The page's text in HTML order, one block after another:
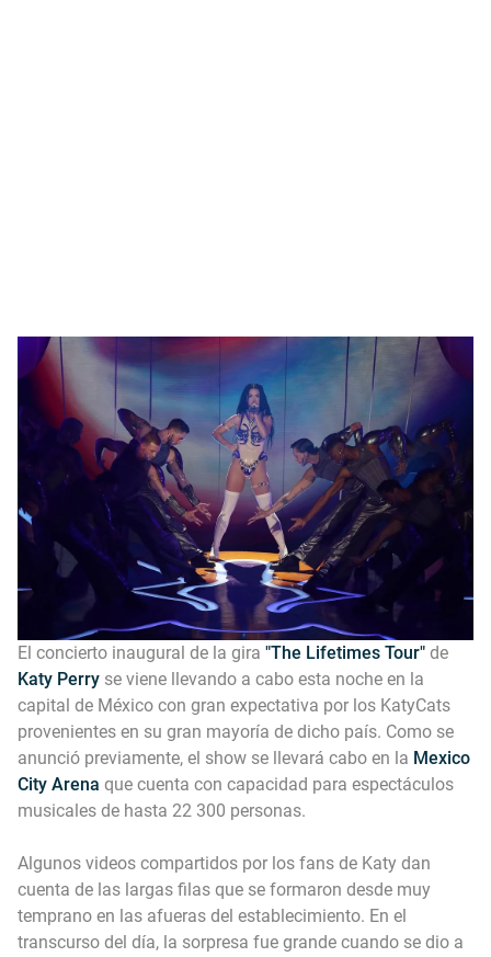
El concierto inaugural de la gira "The Lifetimes Tour" de
Katy Perry se viene llevando a cabo esta noche en la
capital de México con gran expectativa por los KatyCats
provenientes en su gran mayoría de dicho país. Como se
anunció previamente, el show se llevará cabo en la Mexico
City Arena que cuenta con capacidad para espectáculos
musicales de hasta 22 300 personas.
Algunos videos compartidos por los fans de Katy dan
cuenta de las largas filas que se formaron desde muy
temprano en las afueras del establecimiento. En el
transcurso del día, la sorpresa fue grande cuando se dio a